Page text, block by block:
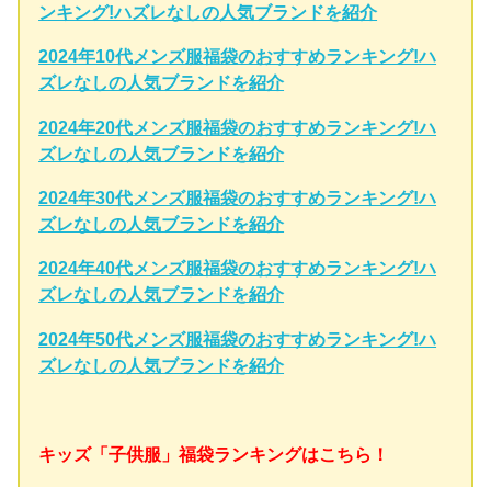
ンキング!ハズレなしの人気ブランドを紹介
2024年10代メンズ服福袋のおすすめランキング!ハ
ズレなしの人気ブランドを紹介
2024年20代メンズ服福袋のおすすめランキング!ハ
ズレなしの人気ブランドを紹介
2024年30代メンズ服福袋のおすすめランキング!ハ
ズレなしの人気ブランドを紹介
2024年40代メンズ服福袋のおすすめランキング!ハ
ズレなしの人気ブランドを紹介
2024年50代メンズ服福袋のおすすめランキング!ハ
ズレなしの人気ブランドを紹介
キッズ「子供服」福袋ランキングはこちら！